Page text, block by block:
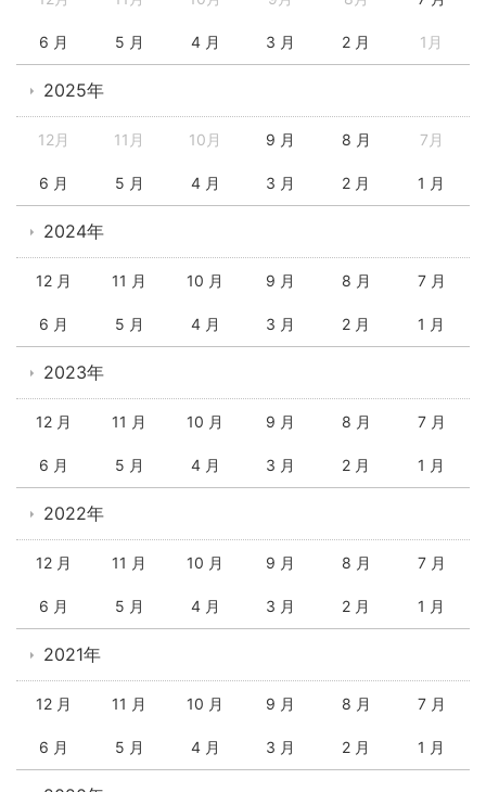
6 月 5 月 4 月 3 月 2 月 1月
2025年
12月 11月 10月 9 月 8 月 7月
6 月 5 月 4 月 3 月 2 月 1 月
2024年
12 月 11 月 10 月 9 月 8 月 7 月
6 月 5 月 4 月 3 月 2 月 1 月
2023年
12 月 11 月 10 月 9 月 8 月 7 月
6 月 5 月 4 月 3 月 2 月 1 月
2022年
12 月 11 月 10 月 9 月 8 月 7 月
6 月 5 月 4 月 3 月 2 月 1 月
2021年
12 月 11 月 10 月 9 月 8 月 7 月
6 月 5 月 4 月 3 月 2 月 1 月